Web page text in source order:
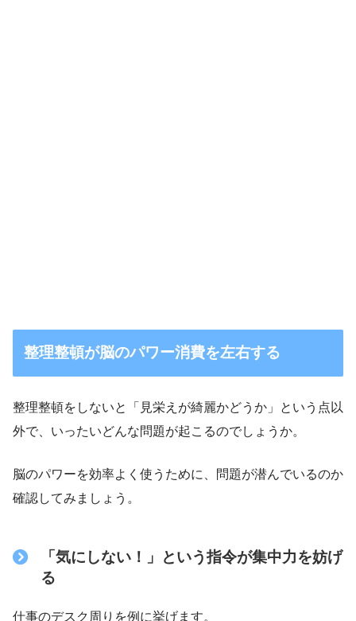
整理整頓が脳のパワー消費を左右する
整理整頓をしないと「見栄えが綺麗かどうか」という点以
外で、いったいどんな問題が起こるのでしょうか。
脳のパワーを効率よく使うために、問題が潜んでいるのか
確認してみましょう。
「気にしない！」という指令が集中力を妨げ
る
仕事のデスク周りを例に挙げます。